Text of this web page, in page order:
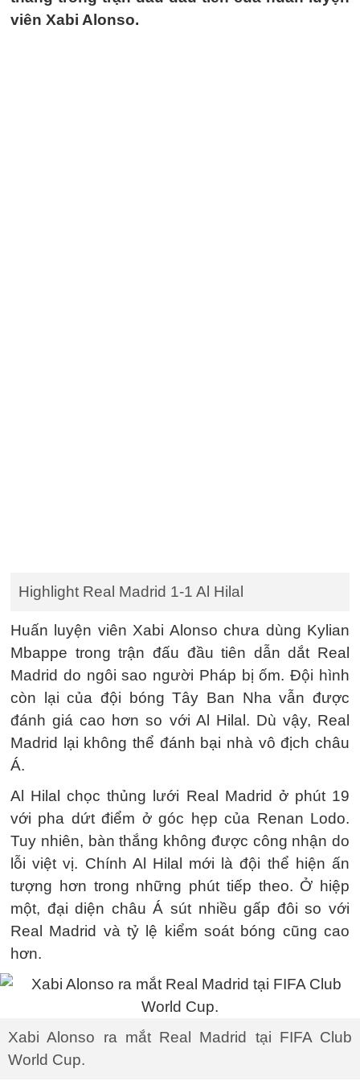
viên Xabi Alonso.
Highlight Real Madrid 1-1 Al Hilal
Huấn luyện viên Xabi Alonso chưa dùng Kylian
Mbappe trong trận đấu đầu tiên dẫn dắt Real
Madrid do ngôi sao người Pháp bị ốm. Đội hình
còn lại của đội bóng Tây Ban Nha vẫn được
đánh giá cao hơn so với Al Hilal. Dù vậy, Real
Madrid lại không thể đánh bại nhà vô địch châu
Á.
Al Hilal chọc thủng lưới Real Madrid ở phút 19
với pha dứt điểm ở góc hẹp của Renan Lodo.
Tuy nhiên, bàn thắng không được công nhận do
lỗi việt vị. Chính Al Hilal mới là đội thể hiện ấn
tượng hơn trong những phút tiếp theo. Ở hiệp
một, đại diện châu Á sút nhiều gấp đôi so với
Real Madrid và tỷ lệ kiểm soát bóng cũng cao
hơn.
Xabi Alonso ra mắt Real Madrid tại FIFA Club
World Cup.